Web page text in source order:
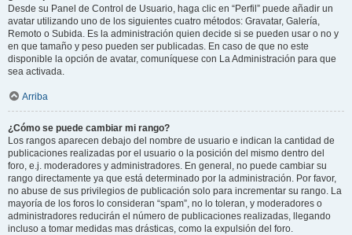
Desde su Panel de Control de Usuario, haga clic en “Perfil” puede añadir un
avatar utilizando uno de los siguientes cuatro métodos: Gravatar, Galería,
Remoto o Subida. Es la administración quien decide si se pueden usar o no y
en que tamaño y peso pueden ser publicadas. En caso de que no este
disponible la opción de avatar, comuníquese con La Administración para que
sea activada.
Arriba
¿Cómo se puede cambiar mi rango?
Los rangos aparecen debajo del nombre de usuario e indican la cantidad de
publicaciones realizadas por el usuario o la posición del mismo dentro del
foro, e.j. moderadores y administradores. En general, no puede cambiar su
rango directamente ya que está determinado por la administración. Por favor,
no abuse de sus privilegios de publicación solo para incrementar su rango. La
mayoría de los foros lo consideran “spam”, no lo toleran, y moderadores o
administradores reducirán el número de publicaciones realizadas, llegando
incluso a tomar medidas mas drásticas, como la expulsión del foro.